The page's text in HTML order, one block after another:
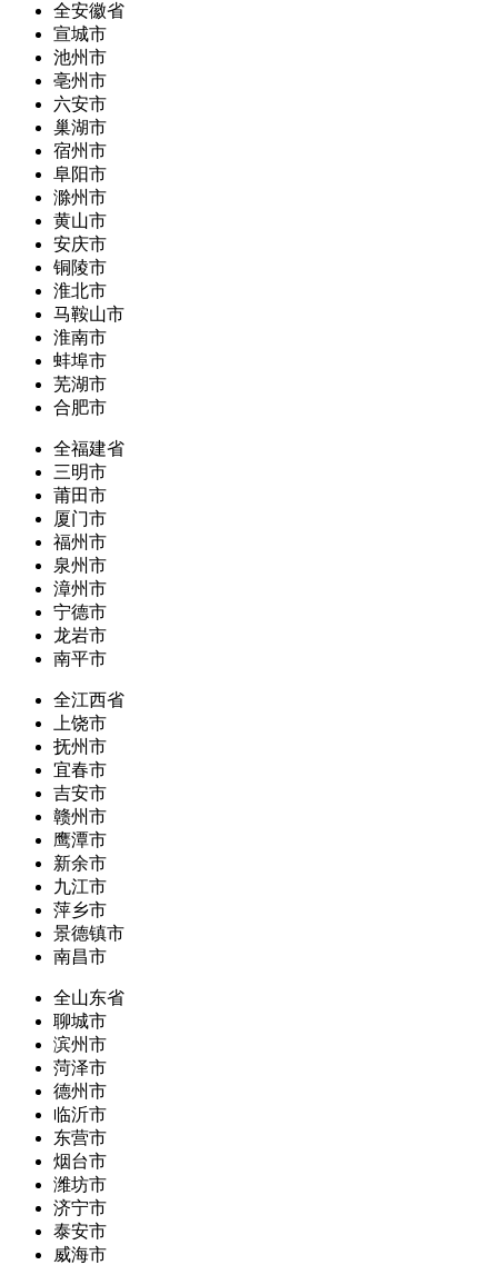
全安徽省
宣城市
池州市
亳州市
六安市
巢湖市
宿州市
阜阳市
滁州市
黄山市
安庆市
铜陵市
淮北市
马鞍山市
淮南市
蚌埠市
芜湖市
合肥市
全福建省
三明市
莆田市
厦门市
福州市
泉州市
漳州市
宁德市
龙岩市
南平市
全江西省
上饶市
抚州市
宜春市
吉安市
赣州市
鹰潭市
新余市
九江市
萍乡市
景德镇市
南昌市
全山东省
聊城市
滨州市
菏泽市
德州市
临沂市
东营市
烟台市
潍坊市
济宁市
泰安市
威海市